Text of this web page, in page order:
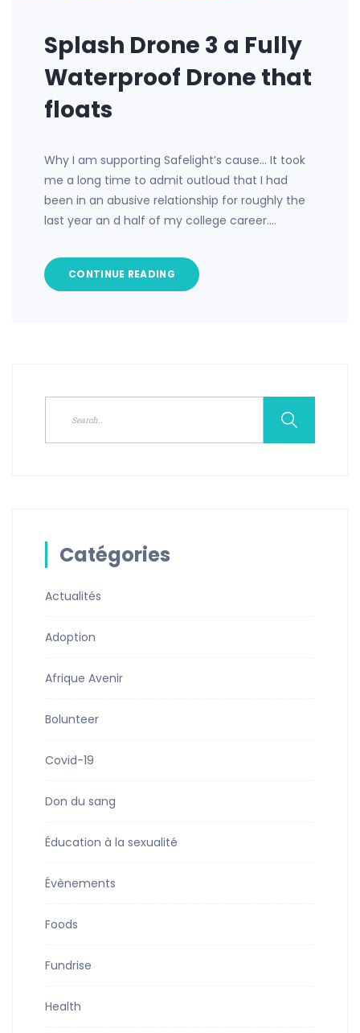
Splash Drone 3 a Fully
Waterproof Drone that
floats
Why I am supporting Safelight’s cause… It took
me a long time to admit outloud that I had
been in an abusive relationship for roughly the
last year an d half of my college career.…
CONTINUE READING
Catégories
Actualités
Adoption
Afrique Avenir
Bolunteer
Covid-19
Don du sang
Éducation à la sexualité
Évènements
Foods
Fundrise
Health